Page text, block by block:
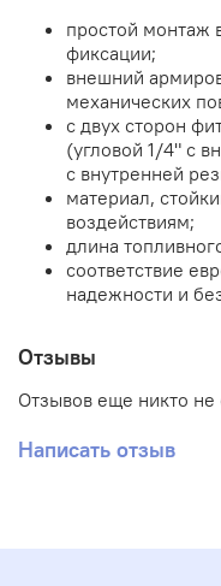
простой монтаж
фиксации;
внешний
механических
с двух сторон
(угловой 1/4" с
с внутренней
материал,
воздействиям;
длина
соответствие
надежности и
Отзывы
Отзывов еще никто не
Написать отзыв